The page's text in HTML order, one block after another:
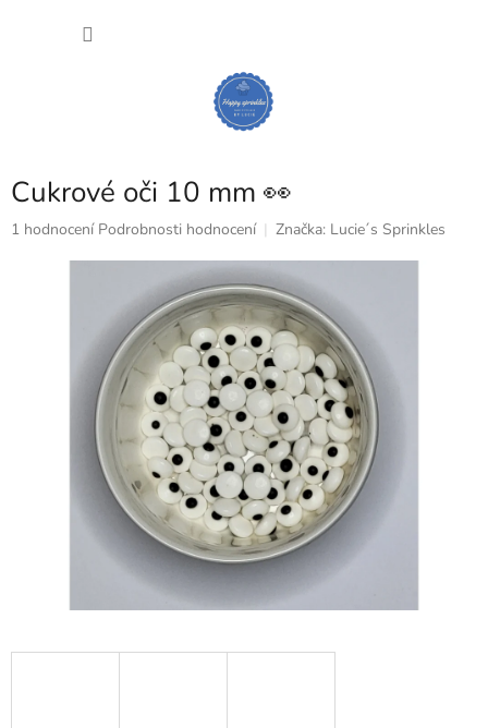
Cukrové oči 10 mm 👀
Průměrné
1 hodnocení Podrobnosti hodnocení Značka: Lucie´s Sprinkles